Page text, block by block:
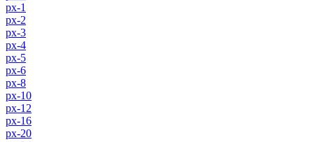
px-1
px-2
px-3
px-4
px-5
px-6
px-8
px-10
px-12
px-16
px-20